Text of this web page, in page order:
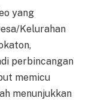
yang
Kelurahan
perbincangan
memicu
menunjukkan